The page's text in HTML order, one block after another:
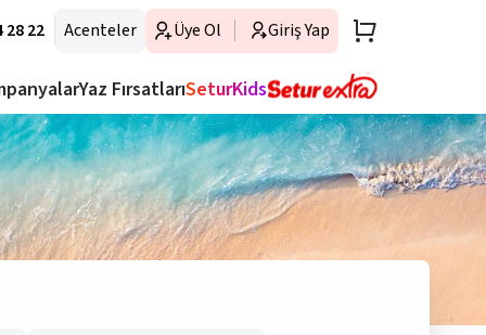
28 22 Acenteler Üye Ol Giriş Yap
Yaz FırsatlarıSeturKids